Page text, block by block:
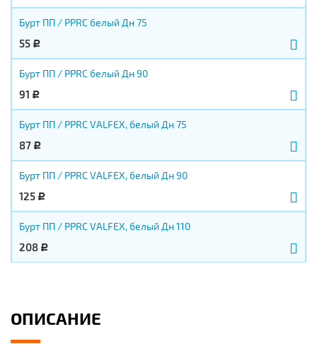
Бурт ПП / PPRC белый Дн 75
55 Р
Бурт ПП / PPRC белый Дн 90
91 Р
Бурт ПП / PPRC VALFEX, белый Дн 75
87 Р
Бурт ПП / PPRC VALFEX, белый Дн 90
125 Р
Бурт ПП / PPRC VALFEX, белый Дн 110
208 Р
ОПИСАНИЕ